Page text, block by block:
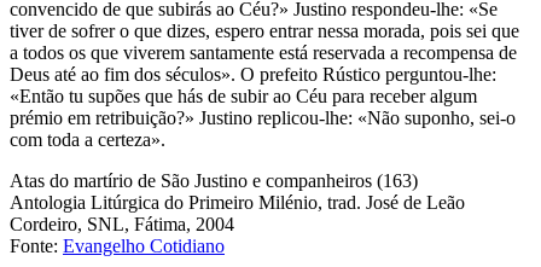
convencido de que subirás ao Céu?» Justino respondeu-lhe: «Se
tiver de sofrer o que dizes, espero entrar nessa morada, pois sei que
a todos os que viverem santamente está reservada a recompensa de
Deus até ao fim dos séculos». O prefeito Rústico perguntou-lhe:
«Então tu supões que hás de subir ao Céu para receber algum
prémio em retribuição?» Justino replicou-lhe: «Não suponho, sei-o
com toda a certeza».
Atas do martírio de São Justino e companheiros (163)
Antologia Litúrgica do Primeiro Milénio, trad. José de Leão
Cordeiro, SNL, Fátima, 2004
Fonte: Evangelho Cotidiano